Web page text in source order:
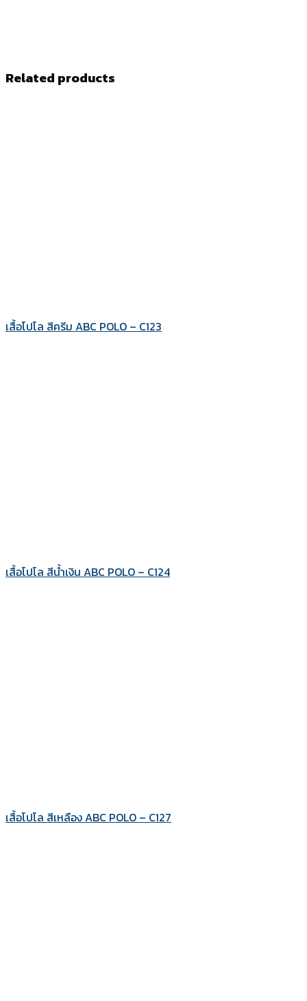
Related products
เสื้อโปโล สีครีม ABC POLO – C123
เสื้อโปโล สีน้ำเงิน ABC POLO – C124
เสื้อโปโล สีเหลือง ABC POLO – C127